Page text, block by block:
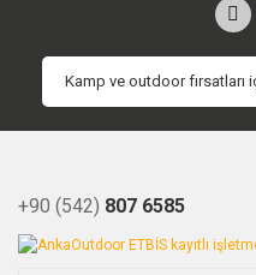
+90 (542) 807 6585